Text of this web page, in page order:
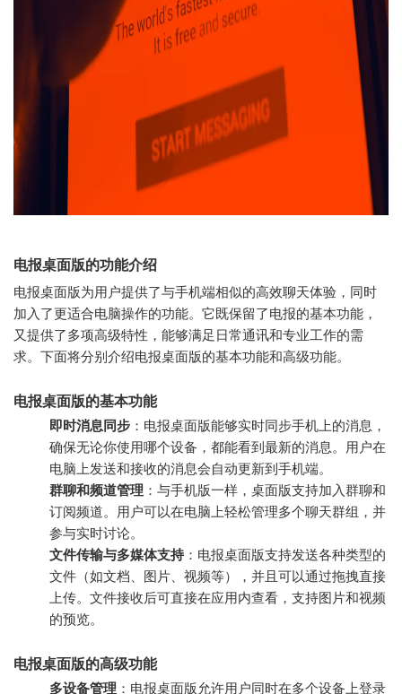
电报桌面版的功能介绍
电报桌面版为用户提供了与手机端相似的高效聊天体验，同时
加入了更适合电脑操作的功能。它既保留了电报的基本功能，
又提供了多项高级特性，能够满足日常通讯和专业工作的需
求。下面将分别介绍电报桌面版的基本功能和高级功能。
电报桌面版的基本功能
即时消息同步 ：电报桌面版能够实时同步手机上的消息，
确保无论你使用哪个设备，都能看到最新的消息。用户在
电脑上发送和接收的消息会自动更新到手机端。
群聊和频道管理 ：与手机版一样，桌面版支持加入群聊和
订阅频道。用户可以在电脑上轻松管理多个聊天群组，并
参与实时讨论。
文件传输与多媒体支持：电报桌面版支持发送各种类型的
文件（如文档、图片、视频等），并且可以通过拖拽直接
上传。文件接收后可直接在应用内查看，支持图片和视频
的预览。
电报桌面版的高级功能
多设备管理 ：电报桌面版允许用户同时在多个设备上登录